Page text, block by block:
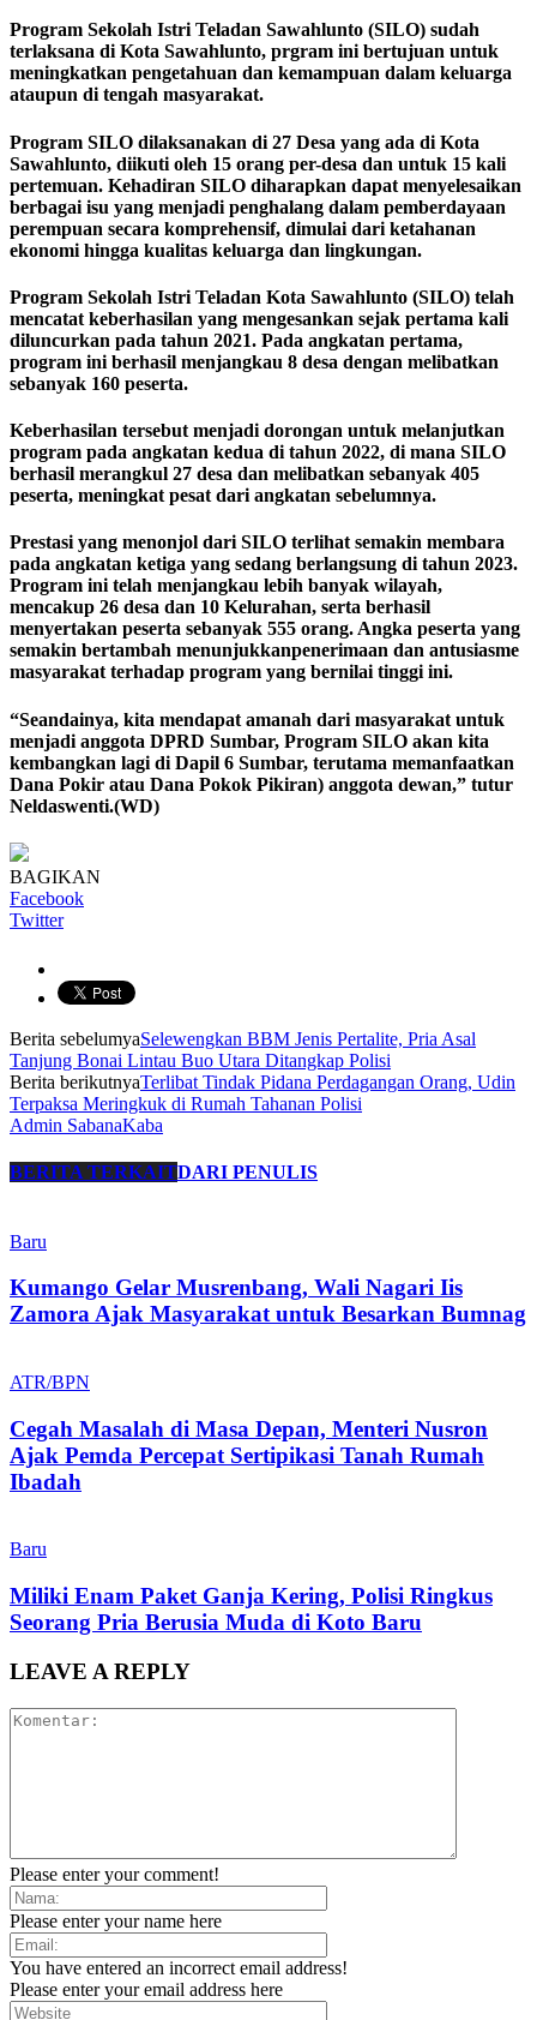
Program Sekolah Istri Teladan Sawahlunto (SILO) sudah
terlaksana di Kota Sawahlunto, prgram ini bertujuan untuk
meningkatkan pengetahuan dan kemampuan dalam keluarga
ataupun di tengah masyarakat.
Program SILO dilaksanakan di 27 Desa yang ada di Kota
Sawahlunto, diikuti oleh 15 orang per-desa dan untuk 15 kali
pertemuan. Kehadiran SILO diharapkan dapat menyelesaikan
berbagai isu yang menjadi penghalang dalam pemberdayaan
perempuan secara komprehensif, dimulai dari ketahanan
ekonomi hingga kualitas keluarga dan lingkungan.
Program Sekolah Istri Teladan Kota Sawahlunto (SILO) telah
mencatat keberhasilan yang mengesankan sejak pertama kali
diluncurkan pada tahun 2021. Pada angkatan pertama,
program ini berhasil menjangkau 8 desa dengan melibatkan
sebanyak 160 peserta.
Keberhasilan tersebut menjadi dorongan untuk melanjutkan
program pada angkatan kedua di tahun 2022, di mana SILO
berhasil merangkul 27 desa dan melibatkan sebanyak 405
peserta, meningkat pesat dari angkatan sebelumnya.
Prestasi yang menonjol dari SILO terlihat semakin membara
pada angkatan ketiga yang sedang berlangsung di tahun 2023.
Program ini telah menjangkau lebih banyak wilayah,
mencakup 26 desa dan 10 Kelurahan, serta berhasil
menyertakan peserta sebanyak 555 orang. Angka peserta yang
semakin bertambah menunjukkanpenerimaan dan antusiasme
masyarakat terhadap program yang bernilai tinggi ini.
“Seandainya, kita mendapat amanah dari masyarakat untuk
menjadi anggota DPRD Sumbar, Program SILO akan kita
kembangkan lagi di Dapil 6 Sumbar, terutama memanfaatkan
Dana Pokir atau Dana Pokok Pikiran) anggota dewan,” tutur
Neldaswenti.(WD)
BAGIKAN
Facebook
Twitter
Berita sebelumyaSelewengkan BBM Jenis Pertalite, Pria Asal
Tanjung Bonai Lintau Buo Utara Ditangkap Polisi
Berita berikutnyaTerlibat Tindak Pidana Perdagangan Orang, Udin
Terpaksa Meringkuk di Rumah Tahanan Polisi
Admin SabanaKaba
BERITA TERKAITDARI PENULIS
Baru
Kumango Gelar Musrenbang, Wali Nagari Iis
Zamora Ajak Masyarakat untuk Besarkan Bumnag
ATR/BPN
Cegah Masalah di Masa Depan, Menteri Nusron
Ajak Pemda Percepat Sertipikasi Tanah Rumah
Ibadah
Baru
Miliki Enam Paket Ganja Kering, Polisi Ringkus
Seorang Pria Berusia Muda di Koto Baru
LEAVE A REPLY
Please enter your comment!
Please enter your name here
You have entered an incorrect email address!
Please enter your email address here